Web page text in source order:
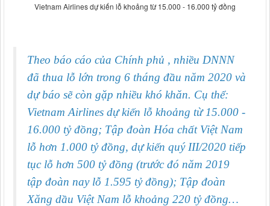
Vietnam Airlines dự kiến lỗ khoảng từ 15.000 - 16.000 tỷ đồng
Theo báo cáo của Chính phủ , nhiều DNNN
đã thua lỗ lớn trong 6 tháng đầu năm 2020 và
dự báo sẽ còn gặp nhiều khó khăn. Cụ thể:
Vietnam Airlines dự kiến lỗ khoảng từ 15.000 -
16.000 tỷ đồng; Tập đoàn Hóa chất Việt Nam
lỗ hơn 1.000 tỷ đồng, dự kiến quý III/2020 tiếp
tục lỗ hơn 500 tỷ đồng (trước đó năm 2019
tập đoàn nay lỗ 1.595 tỷ đồng); Tập đoàn
Xăng dầu Việt Nam lỗ khoảng 220 tỷ đồng…